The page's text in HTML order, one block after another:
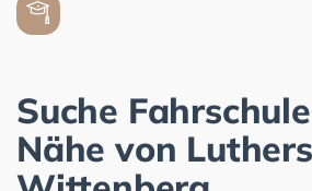
Suche
Nähe von